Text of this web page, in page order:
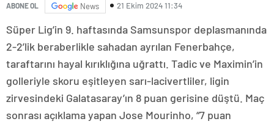
ABONE OL News 21 Ekim 2024 11:34
Süper Lig’in 9. haftasında Samsunspor deplasmanında
2-2’lik beraberlikle sahadan ayrılan Fenerbahçe,
taraftarını hayal kırıklığına uğrattı. Tadic ve Maximin’in
golleriyle skoru eşitleyen sarı-lacivertliler, ligin
zirvesindeki Galatasaray’ın 8 puan gerisine düştü. Maç
sonrası açıklama yapan Jose Mourinho, “7 puan